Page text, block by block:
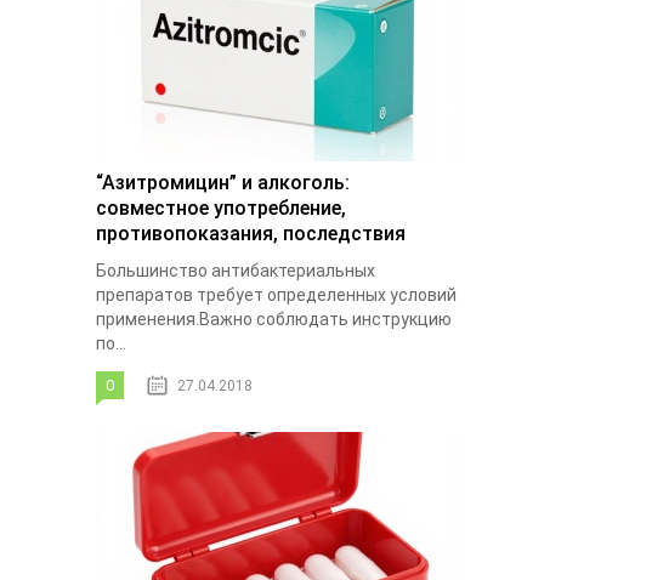
“Азитромицин” и алкоголь:
совместное употребление,
противопоказания, последствия
Большинство антибактериальных
препаратов требует определенных условий
применения.Важно соблюдать инструкцию
по...
0 27.04.2018